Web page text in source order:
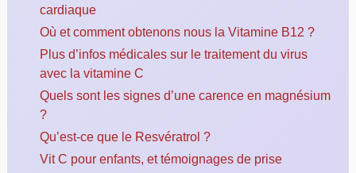
cardiaque
Où et comment obtenons nous la Vitamine B12 ?
Plus d’infos médicales sur le traitement du virus
avec la vitamine C
Quels sont les signes d’une carence en magnésium
?
Qu’est-ce que le Resvératrol ?
Vit C pour enfants, et témoignages de prise